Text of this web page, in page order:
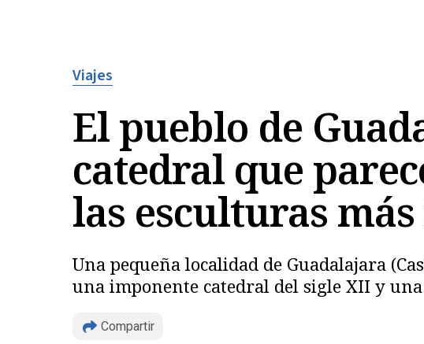
Viajes
El pueblo de
catedral que
las esculturas
Una pequeña localidad de Guadalajara
una imponente catedral del sigle XII y
Compartir